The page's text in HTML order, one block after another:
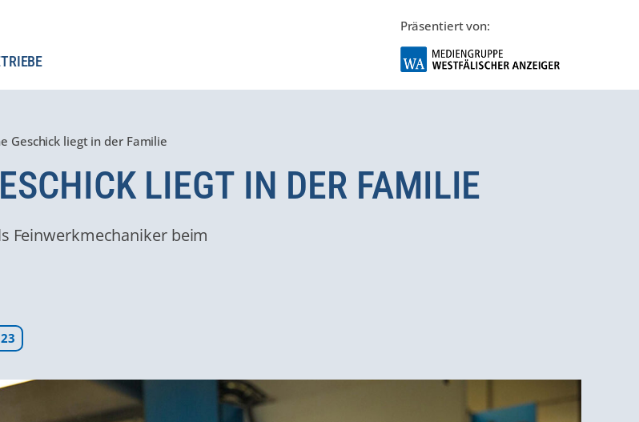
Präsentiert von:
Geschick liegt in der Familie
LIEGT IN DER FAMILIE
Feinwerkmechaniker beim